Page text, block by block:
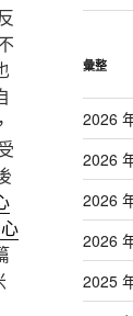
彙整
2026
2026
2026
2026
2025